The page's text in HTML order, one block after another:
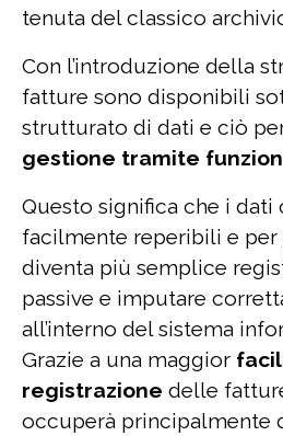
tenuta del classico
Con l’introduzione della
fatture sono disponibili
strutturato di dati e ciò
gestione tramite
Questo significa che i dati
facilmente reperibili e
diventa più semplice
passive e imputare
all’interno del sistema
Grazie a una maggior
registrazione delle
occuperà principalmente